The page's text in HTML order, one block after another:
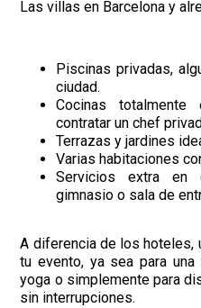
Las villas en Barcelona y
Piscinas privadas,
ciudad.
Cocinas
contratar un chef
Terrazas y jardines
Varias habitaciones
Servicios extra en
gimnasio o sala de
A diferencia de los hoteles,
tu evento, ya sea para
yoga o simplemente para
sin interrupciones.